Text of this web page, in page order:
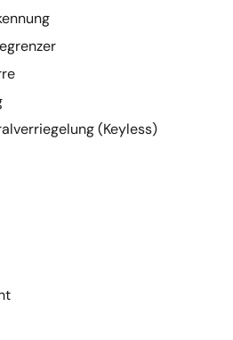
(Keyless)